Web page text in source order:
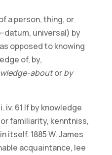
a person, thing, or
universal) by
opposed to knowing
of, by,
aboutorby
iv. 61 If by knowledge
familiarity, kenntniss,
itself. 1885 W. James
acquaintance, lee